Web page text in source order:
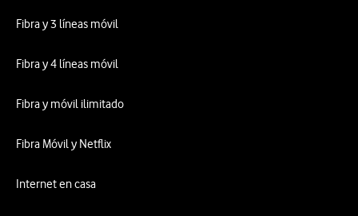
Fibra y 3 líneas móvil
Fibra y 4 líneas móvil
Fibra y móvil ilimitado
Fibra Móvil y Netflix
Internet en casa